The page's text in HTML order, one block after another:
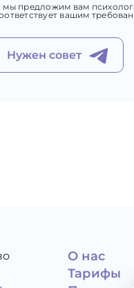
мы предложим вам
вашим
Нужен совет
О нас
Тарифы